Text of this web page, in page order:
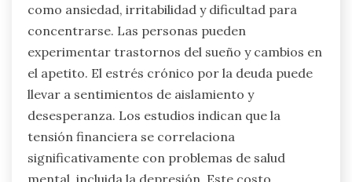
como ansiedad, irritabilidad y dificultad para
concentrarse. Las personas pueden
experimentar trastornos del sueño y cambios en
el apetito. El estrés crónico por la deuda puede
llevar a sentimientos de aislamiento y
desesperanza. Los estudios indican que la
tensión financiera se correlaciona
significativamente con problemas de salud
mental, incluida la depresión. Este costo